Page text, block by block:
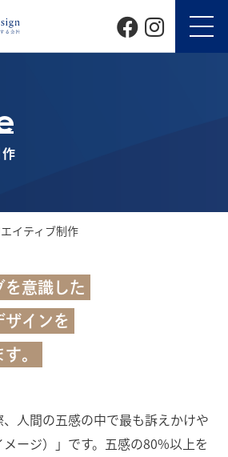
イティブ制作
を意識した
ザインを
。
人間の五感の中で最も訴えかけや
ージ）」です。五感の80%以上を